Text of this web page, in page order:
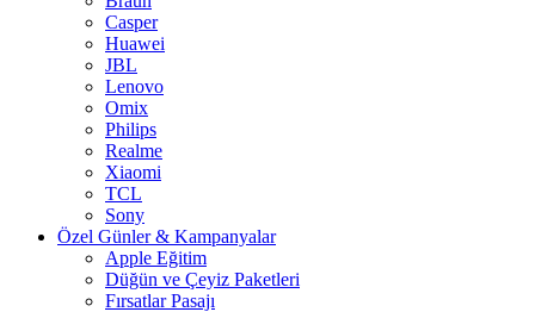
Casper
Huawei
JBL
Lenovo
Omix
Philips
Realme
Xiaomi
TCL
Sony
Özel Günler & Kampanyalar
Apple Eğitim
Düğün ve Çeyiz Paketleri
Fırsatlar Pasajı